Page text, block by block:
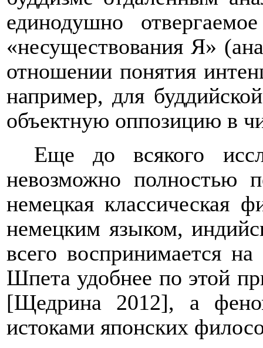
единодушно
«несуществования Я»
отношении понятия
например, для
объектную оппозицию в
Еще до всякого
невозможно полностью
немецкая классическая
немецким языком,
всего воспринимается
Шпета удобнее по этой
[Щедрина 2012], а
истоками японских